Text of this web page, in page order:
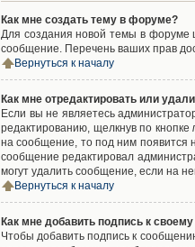
Как мне создать тему в форуме?
Для создания новой темы в форуме
сообщение. Перечень ваших прав
Вернуться к началу
Как мне отредактировать или
Если вы не являетесь
редактированию, щелкнув по кнопке
на сообщение, то под ним появится
сообщение редактировал
могут удалить сообщение, если на
Вернуться к началу
Как мне добавить подпись к
Чтобы добавить подпись к